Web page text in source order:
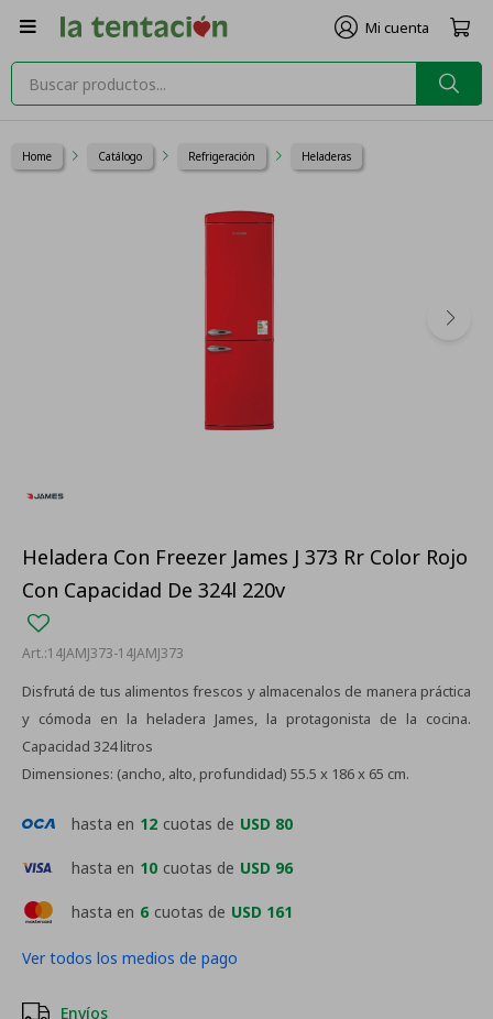

Home Catálogo Refrigeración Heladeras
Heladera Con Freezer James J 373 Rr Color Rojo
Con Capacidad De 324l 220v
14JAMJ373-14JAMJ373
Disfrutá de tus alimentos frescos y almacenalos de manera práctica
y cómoda en la heladera James, la protagonista de la cocina.
Capacidad 324 litros
Dimensiones: (ancho, alto, profundidad) 55.5 x 186 x 65 cm.
hasta en 6 cuotas de USD 161
hasta en 12 cuotas de USD 80
hasta en 10 cuotas de USD 96
Ver todos los medios de pago
Envíos